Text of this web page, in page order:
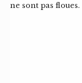
ne sont pas floues.